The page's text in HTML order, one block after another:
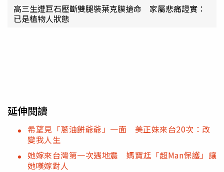
高三生遭巨石壓斷雙腿裝葉克膜搶命 家屬悲痛證實：
已是植物人狀態
延伸閱讀
希望見「蔥油餅爺爺」一面 美正妹來台20次：改
變我人生
她嫁來台灣第一次遇地震 媽寶尪「超Man保護」讓
她嘆嫁對人